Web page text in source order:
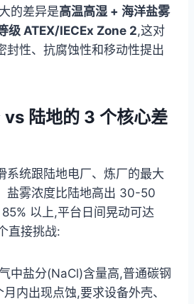
的差异是高温高湿 + 海洋盐雾
级 ATEX/IECEx Zone 2,这对
封性、抗腐蚀性和移动性提出
vs 陆地的 3 个核心差
系统跟陆地电厂、炼厂的最大
盐雾浓度比陆地高出 30-50
以上,平台日间晃动可达
直接挑战:
中盐分(NaCl)含量高,普通碳钢
内出现点蚀,要求设备外壳、